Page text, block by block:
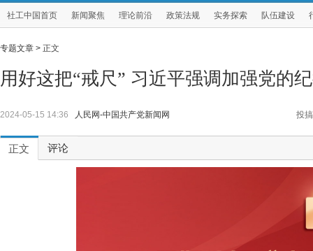
社工中国首页 新闻聚焦 理论前沿 政策法规 实务探索 队伍建设
专题文章 > 正文
用好这把“戒尺” 习近平强调加强党的
2024-05-15 14:36 人民网-中国共产党新闻网 投搞
正文 评论